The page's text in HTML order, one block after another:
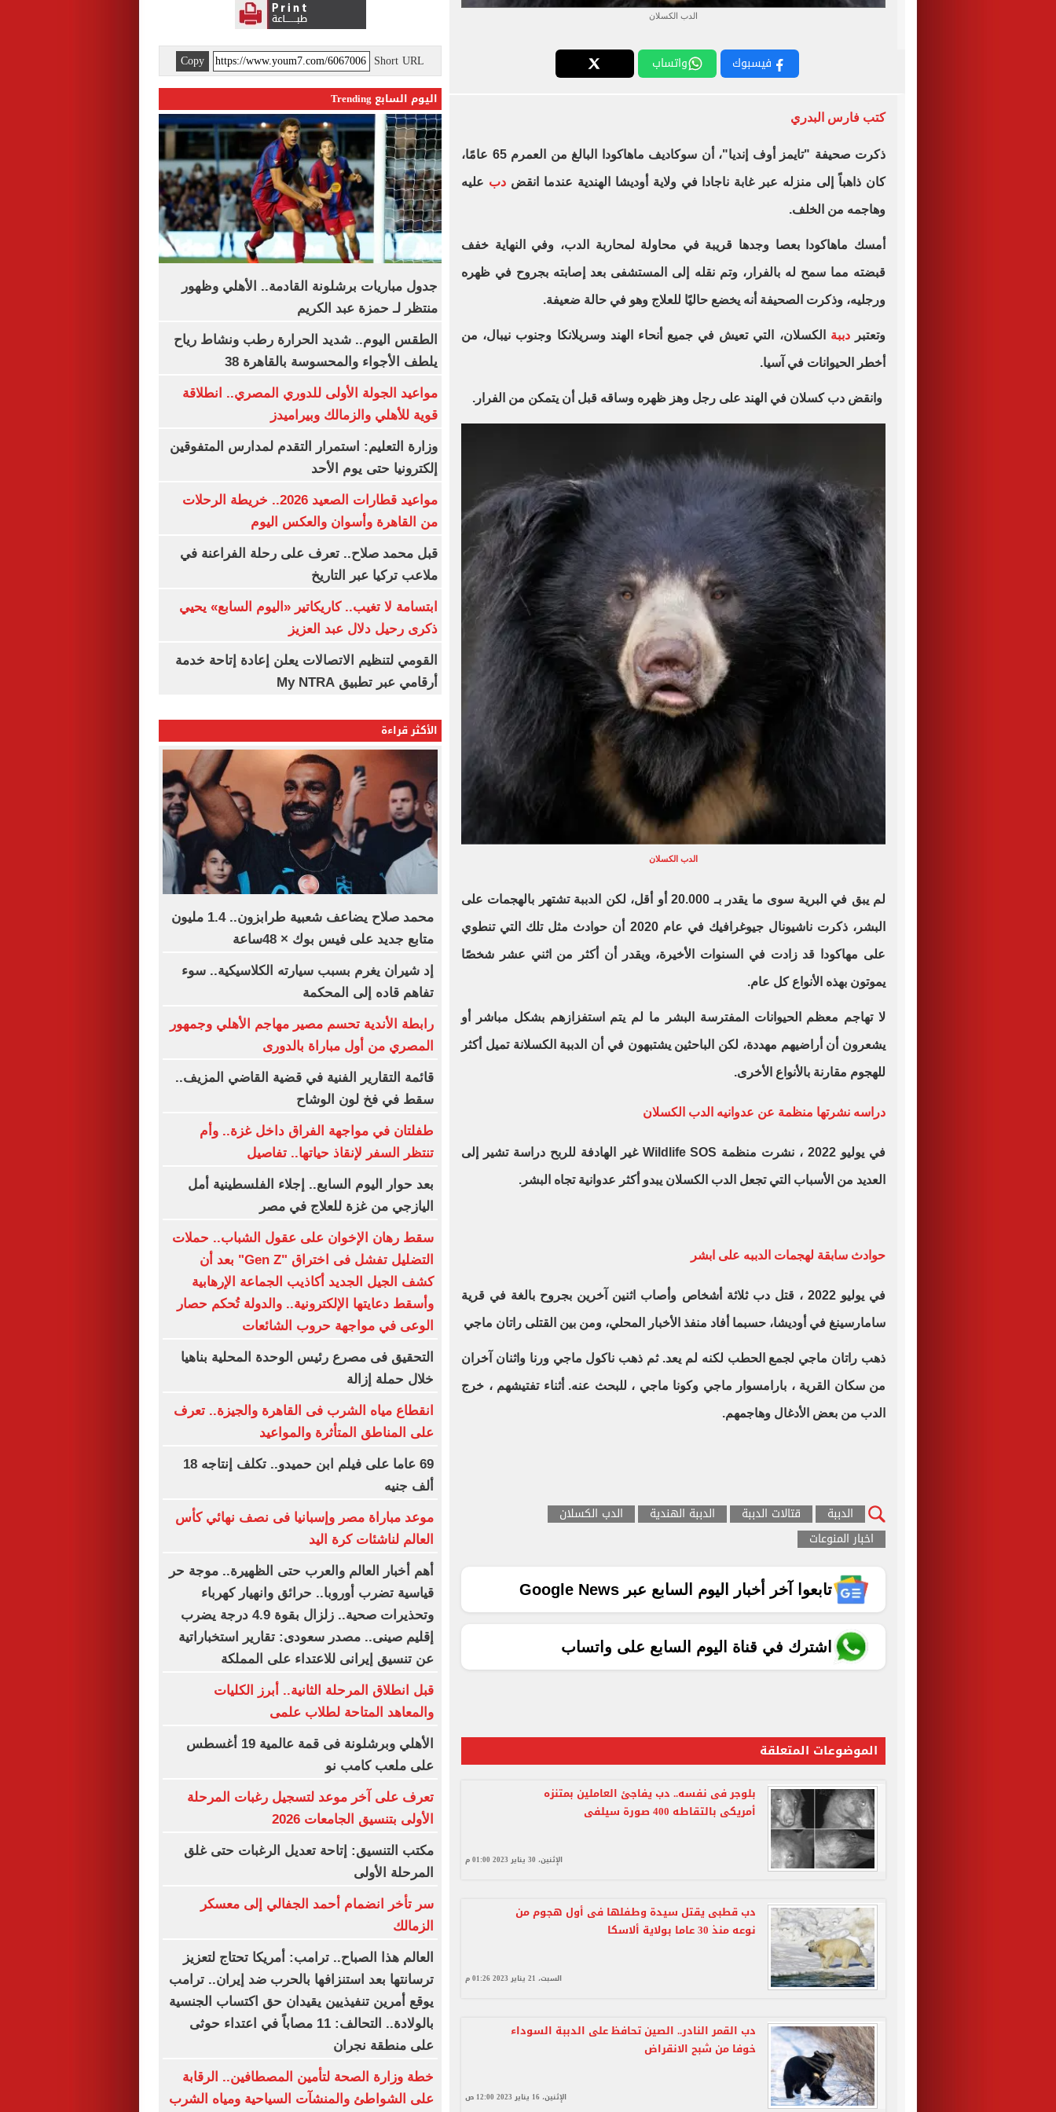
الدب الكسلان
فيسبوك واتساب
كتب فارس البدري
ذكرت صحيفة "تايمز أوف إنديا"، أن سوكاديف ماهاكودا البالغ من العمرم 65 عامًا،
كان ذاهباً إلى منزله عبر غابة ناجادا في ولاية أوديشا الهندية عندما انقضدب عليه
وهاجمه من الخلف.
أمسك ماهاكودا بعصا وجدها قريبة في محاولة لمحاربة الدب، وفي النهاية خفف
قبضته مما سمح له بالفرار، وتم نقله إلى المستشفى بعد إصابته بجروح في ظهره
ورجليه، وذكرت الصحيفة أنه يخضع حاليًا للعلاج وهو في حالة ضعيفة.
وتعتبردببة الكسلان، التي تعيش في جميع أنحاء الهند وسريلانكا وجنوب نيبال، من
أخطر الحيوانات في آسيا.
وانقض دب كسلان في الهند على رجل وهز ظهره وساقه قبل أن يتمكن من الفرار.
الدب الكسلان
لم يبق في البرية سوى ما يقدر بـ 20.000 أو أقل، لكن الدببة تشتهر بالهجمات على
البشر، ذكرت ناشيونال جيوغرافيك في عام 2020 أن حوادث مثل تلك التي تنطوي
على مهاكودا قد زادت في السنوات الأخيرة، ويقدر أن أكثر من اثني عشر شخصًا
يموتون بهذه الأنواع كل عام.
لا تهاجم معظم الحيوانات المفترسة البشر ما لم يتم استفزازهم بشكل مباشر أو
يشعرون أن أراضيهم مهددة، لكن الباحثين يشتبهون في أن الدببة الكسلانة تميل أكثر
للهجوم مقارنة بالأنواع الأخرى.
دراسه نشرتها منظمة عن عدوانيه الدب الكسلان
في يوليو 2022 ، نشرت منظمة Wildlife SOSغير الهادفة للربح دراسة تشير إلى
العديد من الأسباب التي تجعل الدب الكسلان يبدو أكثر عدوانية تجاه البشر .
حوادث سابقة لهجمات الدببه على ابشر
في يوليو 2022 ، قتل دب ثلاثة أشخاص وأصاب اثنين آخرين بجروح بالغة في قرية
سامارسينغ في أوديشا، حسبما أفاد منفذ الأخبار المحلي، ومن بين القتلى راتان ماجي
ذهب راتان ماجي لجمع الحطب لكنه لم يعد. ثم ذهب ناكول ماجي ورنا واثنان آخران
من سكان القرية ، بارامسوار ماجي وكونا ماجي ، للبحث عنه. أثناء تفتيشهم ، خرج
الدب من بعض الأدغال وهاجمهم.
الدببة قتالات الدببة الدببة الهندية
الدب الكسلان
اخبار المنوعات
تابعوا آخر أخبار اليوم السابع عبر Google News
اشترك في قناة اليوم السابع على واتساب
الموضوعات المتعلقة
بلوجر فى نفسه.. دب يفاجئ العاملين بمتنزه
أمريكى بالتقاطه 400 صورة سيلفى
الإثنين، 30 يناير 2023 01:00 م
دب قطبى يقتل سيدة وطفلها فى أول هجوم من
نوعه منذ 30 عاما بولاية ألاسكا
السبت، 21 يناير 2023 01:26 م
دب القمر النادر.. الصين تحافظ على الدببة السوداء
خوفا من شبح الانقراض
الإثنين، 16 يناير 2023 12:00 ص
Short URL
Copy
اليوم السابع Trending
جدول مباريات برشلونة القادمة.. الأهلي وظهور
منتظر لـ حمزة عبد الكريم
الطقس اليوم.. شديد الحرارة رطب ونشاط رياح
يلطف الأجواء والمحسوسة بالقاهرة 38
مواعيد الجولة الأولى للدوري المصري.. انطلاقة
قوية للأهلي والزمالك وبيراميدز
وزارة التعليم: استمرار التقدم لمدارس المتفوقين
إلكترونيا حتى يوم الأحد
مواعيد قطارات الصعيد 2026.. خريطة الرحلات
من القاهرة وأسوان والعكس اليوم
قبل محمد صلاح.. تعرف على رحلة الفراعنة في
ملاعب تركيا عبر التاريخ
ابتسامة لا تغيب.. كاريكاتير «اليوم السابع» يحيي
ذكرى رحيل دلال عبد العزيز
القومي لتنظيم الاتصالات يعلن إعادة إتاحة خدمة
أرقامي عبر تطبيق My NTRA
الأكثر قراءة
محمد صلاح يضاعف شعبية طرابزون.. 1.4 مليون
متابع جديد على فيس بوك × 48ساعة
إد شيران يغرم بسبب سيارته الكلاسيكية.. سوء
تفاهم قاده إلى المحكمة
رابطة الأندية تحسم مصير مهاجم الأهلي وجمهور
المصري من أول مباراة بالدورى
قائمة التقارير الفنية في قضية القاضي المزيف..
سقط في فخ لون الوشاح
طفلتان في مواجهة الفراق داخل غزة.. وأم
تنتظر السفر لإنقاذ حياتها.. تفاصيل
بعد حوار اليوم السابع.. إجلاء الفلسطينية أمل
اليازجي من غزة للعلاج في مصر
سقط رهان الإخوان على عقول الشباب.. حملات
التضليل تفشل فى اختراق "Gen Z" بعد أن
كشف الجيل الجديد أكاذيب الجماعة الإرهابية
وأسقط دعايتها الإلكترونية.. والدولة تُحكم حصار
الوعى في مواجهة حروب الشائعات
التحقيق فى مصرع رئيس الوحدة المحلية بناهيا
خلال حملة إزالة
انقطاع مياه الشرب فى القاهرة والجيزة.. تعرف
على المناطق المتأثرة والمواعيد
69 عاما على فيلم ابن حميدو.. تكلف إنتاجه 18
ألف جنيه
موعد مباراة مصر وإسبانيا فى نصف نهائي كأس
العالم لناشئات كرة اليد
أهم أخبار العالم والعرب حتى الظهيرة.. موجة حر
قياسية تضرب أوروبا.. حرائق وانهيار كهرباء
وتحذيرات صحية.. زلزال بقوة 4.9 درجة يضرب
إقليم صينى.. مصدر سعودى: تقارير استخباراتية
عن تنسيق إيرانى للاعتداء على المملكة
قبل انطلاق المرحلة الثانية.. أبرز الكليات
والمعاهد المتاحة لطلاب علمى
الأهلي وبرشلونة فى قمة عالمية 19 أغسطس
على ملعب كامب نو
تعرف على آخر موعد لتسجيل رغبات المرحلة
الأولى بتنسيق الجامعات 2026
مكتب التنسيق: إتاحة تعديل الرغبات حتى غلق
المرحلة الأولى
سر تأخر انضمام أحمد الجفالي إلى معسكر
الزمالك
العالم هذا الصباح.. ترامب: أمريكا تحتاج لتعزيز
ترسانتها بعد استنزافها بالحرب ضد إيران.. ترامب
يوقع أمرين تنفيذيين يقيدان حق اكتساب الجنسية
بالولادة.. التحالف: 11 مصاباً في اعتداء حوثى
على منطقة نجران
خطة وزارة الصحة لتأمين المصطافين.. الرقابة
على الشواطئ والمنشآت السياحية ومياه الشرب